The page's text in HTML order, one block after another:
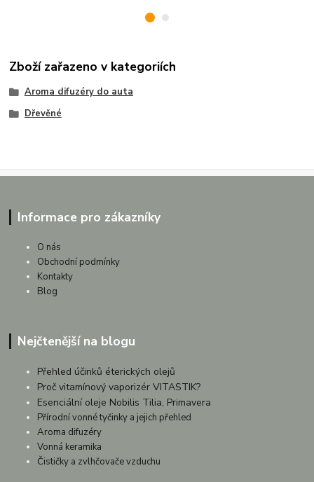
Zboží zařazeno v kategoriích
Aroma difuzéry do auta
Dřevěné
Informace pro zákazníky
O nás
Obchodní podmínky
Kontakty
Blog
Nejčtenější na blogu
Přehled účinků éterických olejů
Proč vitamínový vaporizér VITASTIK?
Esenciální oleje Nobilis Tilia, Primavera
Přírodní vonné tyčinky a jejich přehled
Aroma difuzéry
Vonná keramika
Čističky a zvlhčovače vzduchu